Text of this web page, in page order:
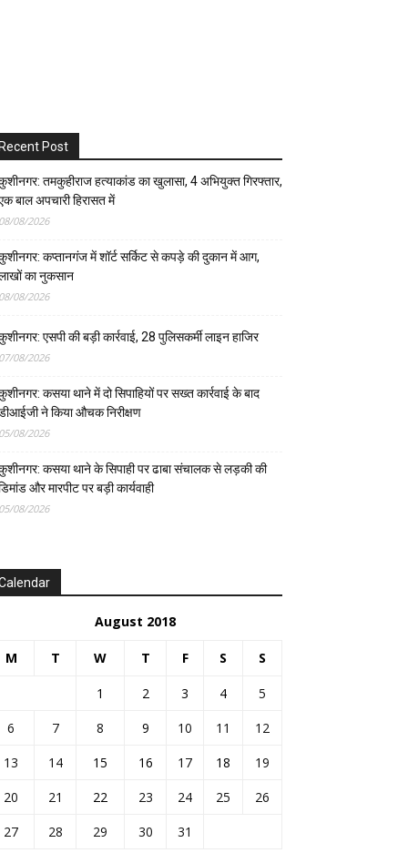
Recent Post
तमकुहीराज हत्याकांड का खुलासा, 4 अभियुक्त गिरफ्तार,
बाल अपचारी हिरासत में
08/08/2026
कप्तानगंज में शॉर्ट सर्किट से कपड़े की दुकान में आग,
का नुकसान
08/08/2026
एसपी की बड़ी कार्रवाई, 28 पुलिसकर्मी लाइन हाजिर
07/08/2026
कसया थाने में दो सिपाहियों पर सख्त कार्रवाई के बाद
ने किया औचक निरीक्षण
05/08/2026
कसया थाने के सिपाही पर ढाबा संचालक से लड़की की
और मारपीट पर बड़ी कार्यवाही
05/08/2026
August 2018
M T W T F S S
1 2 3 4
5
6
7 8 9 10 11
12
13
14 15 16 17 18
19
20
21 22 23 24 25
26
27
28 29 30
31